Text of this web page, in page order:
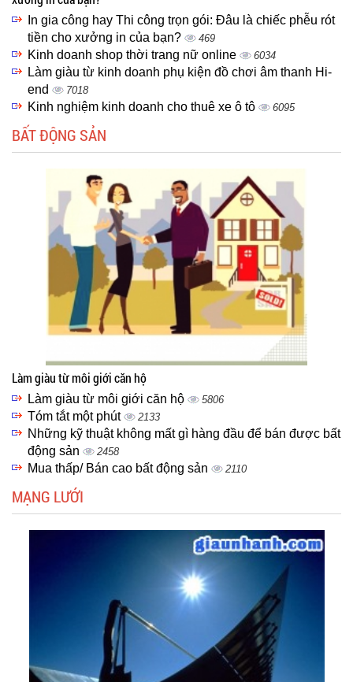
In gia công hay Thi công trọn gói: Đâu là chiếc phễu rót
tiền cho xưởng in của bạn?
469
Kinh doanh shop thời trang nữ online 6034
Làm giàu từ kinh doanh phụ kiện đồ chơi âm thanh Hi-
end
7018
Kinh nghiệm kinh doanh cho thuê xe ô tô 6095
BẤT ĐỘNG SẢN
Làm giàu từ môi giới căn hộ
Làm giàu từ môi giới căn hộ 5806
Tóm tắt một phút 2133
Những kỹ thuật không mất gì hàng đầu để bán được bất
động sản
2458
Mua thấp/ Bán cao bất động sản 2110
MẠNG LƯỚI